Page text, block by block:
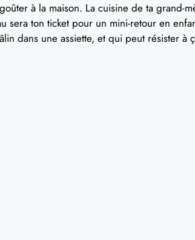
à la maison. La cuisine de ta grand-
sera ton ticket pour un mini-retour en
dans une assiette, et qui peut résister à